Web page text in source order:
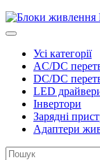
Усі категорії
AC/DC
DC/DC
LED
Інвертори
Зарядні
Адаптери